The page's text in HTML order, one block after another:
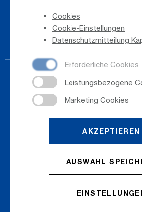
Cookies
Cookie-Einstellungen
Datenschutzmitteilung
AKZEPTIEREN
AUSWAHL
Telefonverzeichnis
Newsletter-Anmeldung
Salzburger
Cookie Einstellungen Cookies Sitemap
Erklärung zur